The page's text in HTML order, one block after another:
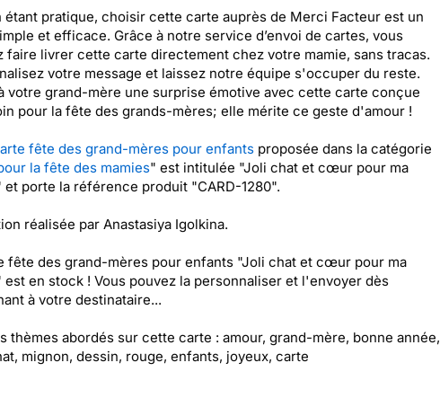
étant pratique, choisir cette carte auprès de Merci Facteur est un
et efficace. Grâce à notre service d’envoi de cartes, vous
faire livrer cette carte directement chez votre mamie, sans tracas.
votre message et laissez notre équipe s'occuper du reste.
votre grand-mère une surprise émotive avec cette carte conçue
pour la fête des grands-mères; elle mérite ce geste d'amour !
fête des grand-mères pour enfantsproposée dans la catégorie
la fête des mamies" est intitulée "Joli chat et cœur pour ma
et porte la référence produit "CARD-1280".
réalisée par Anastasiya Igolkina.
fête des grand-mères pour enfants "Joli chat et cœur pour ma
est en stock ! Vous pouvez la personnaliser et l'envoyer dès
à votre destinataire...
thèmes abordés sur cette carte : amour, grand-mère, bonne année,
mignon, dessin, rouge, enfants, joyeux, carte